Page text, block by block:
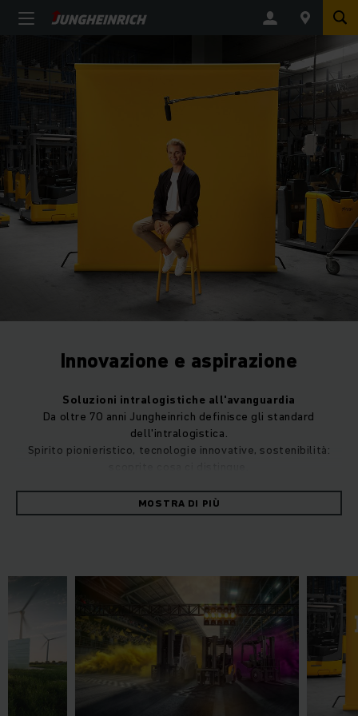
Innovazione e aspirazione
Soluzioni intralogistiche all'avanguardia
Da oltre 70 anni Jungheinrich definisce gli standard
dell'intralogistica.
Spirito pionieristico, tecnologie innovative, sostenibilità:
MOSTRA DI PIÙ